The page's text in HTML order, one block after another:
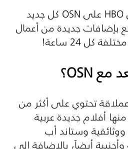
OSN كل جديد
بإضافات جديدة من أعمال
كل 24 ساعة!
معOSN؟
تحتوي على أكثر من
منها أفلام جديدة عربية
ووثائقية وستاند أب
أيضاً، بالإضافة إلى